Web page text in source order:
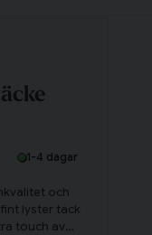
1-4 dagar
och
lyster tack
touch av